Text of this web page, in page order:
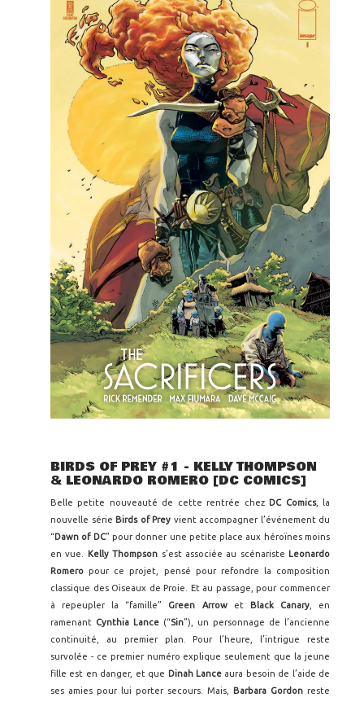
BIRDS OF PREY #1 - KELLY THOMPSON
& LEONARDO ROMERO [DC COMICS]
Belle petite nouveauté de cette rentrée chez DC Comics, la
nouvelle série Birds of Prey vient accompagner l’événement du
“Dawn of DC” pour donner une petite place aux héroïnes moins
en vue.
Kelly Thompson s’est associée au scénariste Leonardo
Romero pour ce projet, pensé pour refondre la composition
classique des Oiseaux de Proie. Et au passage, pour commencer
à repeupler la “famille” Green Arrowet Black Canary, en
ramenant Cynthia Lance (“Sin”), un personnage de l’ancienne
continuité, au premier plan. Pour l’heure, l’intrigue reste
survolée - ce premier numéro explique seulement que la jeune
fille est en danger, et que Dinah Lanceaura besoin de l’aide de
ses amies pour lui porter secours. Mais, Barbara Gordon reste